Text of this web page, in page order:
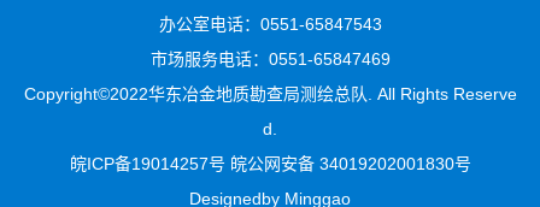
办公室电话：0551-65847543
市场服务电话：0551-65847469
Copyright©2022华东冶金地质勘查局测绘总队. All Rights Reserve
d.
皖ICP备19014257号 皖公网安备 34019202001830号
Designedby Minggao